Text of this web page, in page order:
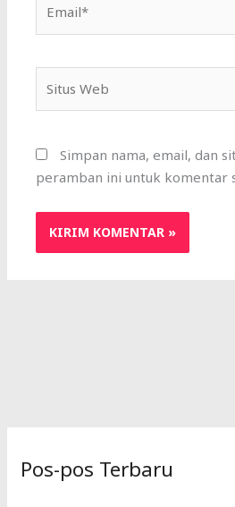
Web
Simpan nama, email, dan
peramban ini untuk komentar
Pos-pos Terbaru